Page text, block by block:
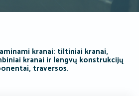
kranai: tiltiniai kranai,
kranai ir lengvų konstrukcijų
traversos.